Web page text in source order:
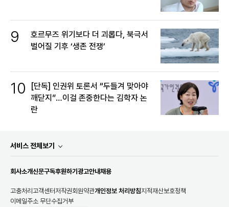
9
호르무즈 위기보다 더 괴롭다, 북극서
벌어질 기후 ‘생존 전쟁’
10
[단독] 인권위 토론서 “두들겨 맞아야
깨닫지”…이걸 존중한다는 김학자 논
란
서비스 전체보기
회사소개신문구독후원하기 광고안내채용
고충처리 고객센터저작권회원약관개인정보 처리방침지적재산보호정책
이메일주소 무단수집거부